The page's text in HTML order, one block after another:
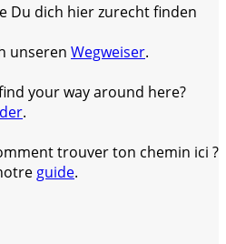
Du dich hier zurecht finden
unseren Wegweiser.
your way around here?
.
trouver ton chemin ici ?
guide.